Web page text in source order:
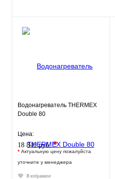
Водонагреватель THERMEX
Double 80
Цена:
18 840 руб.*
* Актуальную цену пожалуйста
уточните у менеджера
В избранное